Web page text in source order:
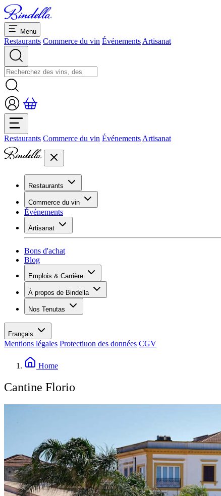
Menu
Restaurants Commerce du vin Événements Artisanat
Restaurants Commerce du vin Événements Artisanat
Restaurants
Aperçu restaurants
Banquets et séminaires
Dolcezze
Commerce du vin
Overview
Assortiment
Savoir sur le vin
Événements
Artisanat
Aperçu
Plâtrer
Peinture
Bons d'achat
Blog
Emplois & Carrière
Postes vacants
Apprenants
Vos avantages
Valeurs
Personne de contact
À propos de Bindella
Vue d’ensemble
Histoire
Médias
Les Moby Dicks
Contacts
Durabilité
Nos Tenutas
Tenuta Vergaia
Français
Mentions légales Protectiuon des données CGV
Home
Cantine Florio